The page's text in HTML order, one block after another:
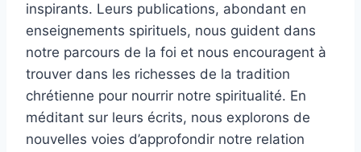
inspirants. Leurs publications, abondant en
enseignements spirituels, nous guident dans
notre parcours de la foi et nous encouragent à
trouver dans les richesses de la tradition
chrétienne pour nourrir notre spiritualité. En
méditant sur leurs écrits, nous explorons de
nouvelles voies d’approfondir notre relation